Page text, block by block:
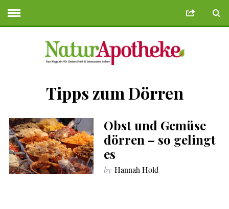
Bonusu Veren SitelerDeneme Bonusu Veren Siteler
Tipps zum Dörren
Obst und Gemüse
dörren – so gelingt
es
by Hannah Hold